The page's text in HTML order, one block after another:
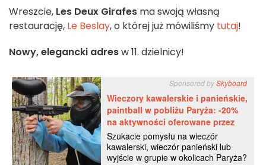
Wreszcie, Les Deux Girafes ma swoją własną
restaurację, Le Beslay, o której już mówiliśmy tutaj!
Nowy, elegancki adresw 11. dzielnicy!